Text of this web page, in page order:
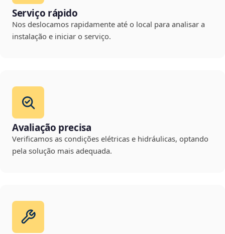
Serviço rápido
Nos deslocamos rapidamente até o local para analisar a
instalação e iniciar o serviço.
Avaliação precisa
Verificamos as condições elétricas e hidráulicas, optando
pela solução mais adequada.